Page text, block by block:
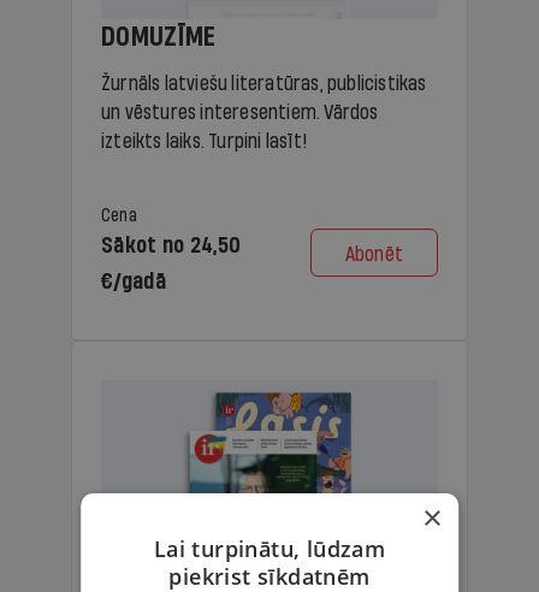
DOMUZĪME
Žurnāls latviešu literatūras, publicistikas
un vēstures interesentiem. Vārdos
izteikts laiks. Turpini lasīt!
Cena
Sākot no 24,50
€/gadā
Abonēt
×
Lai turpinātu, lūdzam
piekrist sīkdatnēm